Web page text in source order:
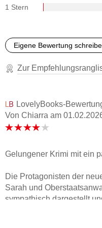
1 Stern
Eigene Bewertung
Zur
LovelyBooks-
Von Chiarra am
Gelungener Krimi mit ein
Die Protagonisten der
Sarah und
sympathisch dargestellt